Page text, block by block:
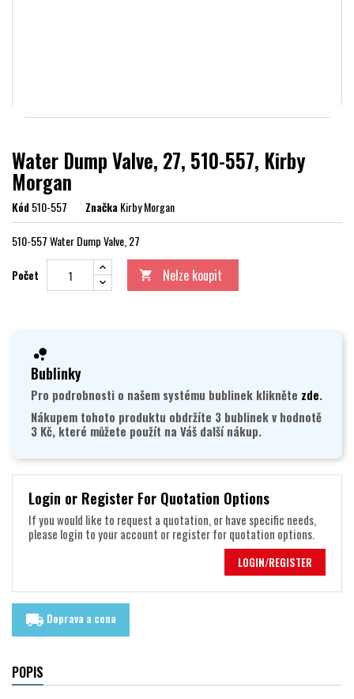
Water Dump Valve, 27, 510-557, Kirby
Morgan
Kód510-557 ZnačkaKirby Morgan
510-557 Water Dump Valve, 27
Počet  Nelze koupit
Bublinky
Pro podrobnosti o našem systému bublinek klikněte zde.
Nákupem tohoto produktu obdržíte 3 bublinek v hodnotě
3 Kč, které můžete použít na Váš další nákup.
Login or Register For Quotation Options
If you would like to request a quotation, or have specific needs,
please login to your account or register for quotation options.
LOGIN/REGISTER
local_shipping Doprava a cena
POPIS